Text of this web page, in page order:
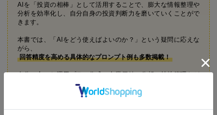
AIを「投資の相棒」として活用することで、膨大な情報整理や
分析を効率化し、自分自身の投資判断力を磨いていくことがで
きます。
本書では、「AIをどう使えばよいのか？」という疑問に応えな
がら、
回答精度を高める具体的なプロンプト例も多数掲載！
自分に合った運用プラン作成、企業価値の分析、持株管理など
に生成AIを活用しながら、長期投資に役立つ実践的なAI活用術